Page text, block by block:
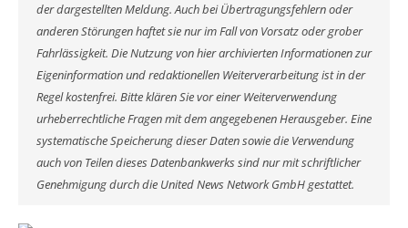
der dargestellten Meldung. Auch bei Übertragungsfehlern oder
anderen Störungen haftet sie nur im Fall von Vorsatz oder grober
Fahrlässigkeit. Die Nutzung von hier archivierten Informationen zur
Eigeninformation und redaktionellen Weiterverarbeitung ist in der
Regel kostenfrei. Bitte klären Sie vor einer Weiterverwendung
urheberrechtliche Fragen mit dem angegebenen Herausgeber. Eine
systematische Speicherung dieser Daten sowie die Verwendung
auch von Teilen dieses Datenbankwerks sind nur mit schriftlicher
Genehmigung durch die United News Network GmbH gestattet.